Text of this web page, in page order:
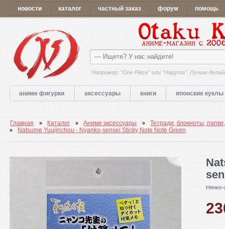
новости каталог частный заказ форум помощь
Например: "One Piece" или "Наруто". Лучше
аниме фигурки аксессуары книги японские куклы
Главная Каталог Аниме аксессуары
Тетради, блокноты,
Natsume Yuujinchou - Nyanko-sensei Sticky Note Note Green
Нянко-